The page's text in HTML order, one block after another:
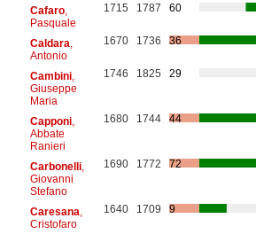
Cafaro,
Pasquale
1715 1787 60
Caldara
Antonio
1670 1736 36
Cambini,
Giuseppe
Maria
1746 1825 29
Capponi,
Abbate
Ranieri
1680 1744 44
Carbonelli,
Giovanni
Stefano
1690 1772 72
Caresana
Cristofaro
1640 1709 9